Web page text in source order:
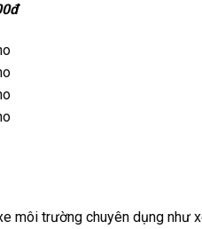
môi trường chuyên dụng như